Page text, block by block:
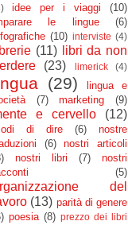
idee per i viaggi
(10)
le lingue
(6)
(10) interviste (4)
(11)
libri da non
(23) limerick (4)
(29)
lingua e
(7) marketing (9)
e cervello (12)
di dire (6)
nostre
(6)
nostri articoli
nostri libri (7)
nostri
(5)
del
(13) parità di genere
poesia (8) prezzo dei libri